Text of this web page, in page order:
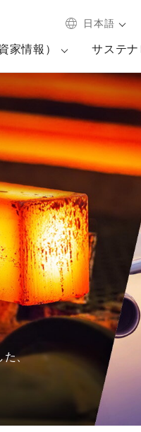
日本語
家情報） サステナ
た、